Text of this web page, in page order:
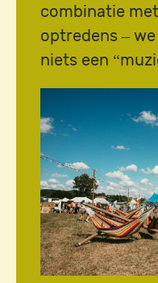
combinatie
optredens –
niets een